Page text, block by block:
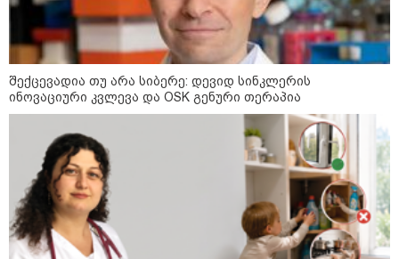
აგვისტო აგარაკზე: ეს 5 საქმე
უნდა მოასწროთ შემოდგომის
დადგომამდე
ფული ამ ზოდიაქოს ნიშნების
ხელში აღმოჩნდება: ვინ
გამდიდრდება?
შექცევადია თუ არა სიბერე: დევიდ სინკლერის
ინოვაციური კვლევა და OSK გენური თერაპია